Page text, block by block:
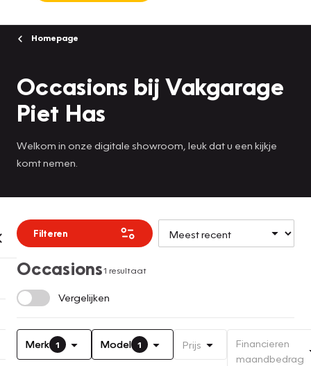
Homepage
Occasions bij Vakgarage
Piet Has
Welkom in onze digitale showroom, leuk dat u een kijkje
komt nemen.
Filteren
Occasions1 resultaat
Vergelijken
Merk 1 Model 1 Prijs
Financieren
maandbedrag